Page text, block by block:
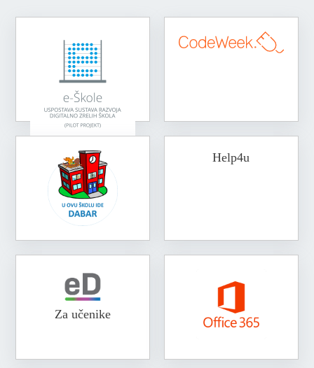
Help4u
Za učenike